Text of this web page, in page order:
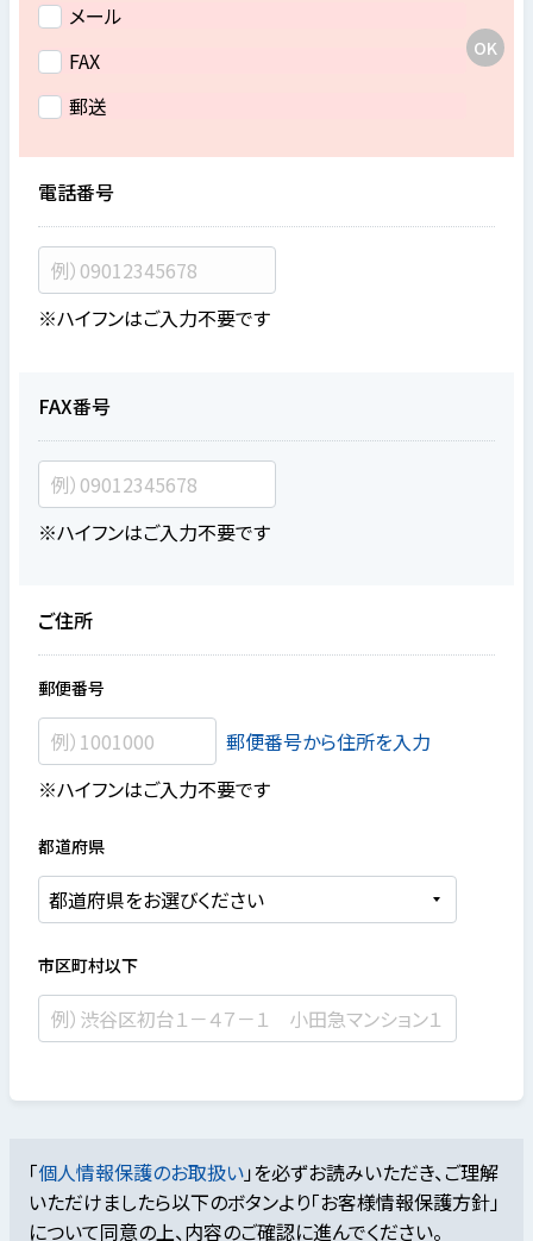
メール
FAX
郵送
電話番号
※ハイフンはご入力不要です
FAX番号
※ハイフンはご入力不要です
ご住所
郵便番号
郵便番号から住所を入力
※ハイフンはご入力不要です
都道府県
市区町村以下
「個人情報保護のお取扱い」を必ずお読みいただき、ご理解
いただけましたら以下のボタンより「お客様情報保護方針」
について同意の上、内容のご確認に進んでください。